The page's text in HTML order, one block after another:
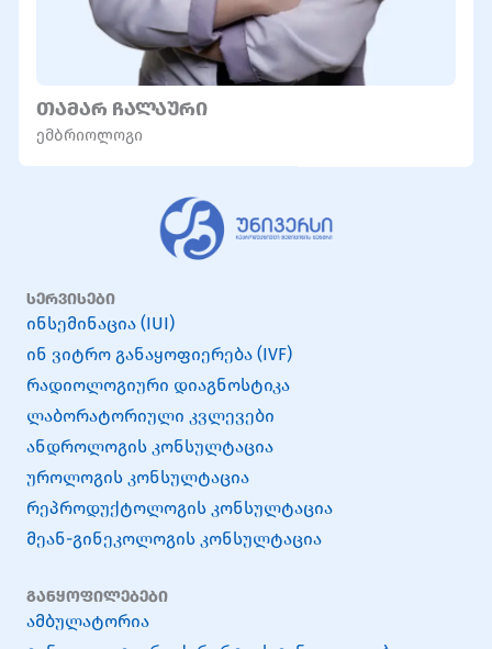
ᲗᲐᲛᲐᲠ ᲩᲐᲚᲐᲣᲠᲘ
ემბრიოლოგი
სერვისები
ინსემინაცია (IUI)
ინ ვიტრო განაყოფიერება (IVF)
რადიოლოგიური დიაგნოსტიკა
ლაბორატორიული კვლევები
ანდროლოგის კონსულტაცია
უროლოგის კონსულტაცია
რეპროდუქტოლოგის კონსულტაცია
მეან-გინეკოლოგის კონსულტაცია
განყოფილებები
ამბულატორია